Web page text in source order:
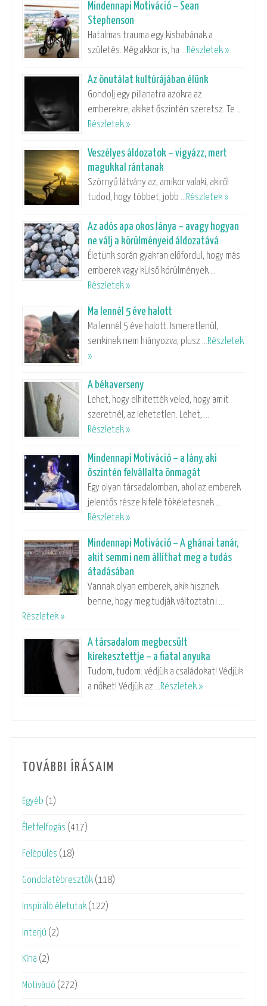
Mindennapi Motiváció – Sean
Stephenson
Hatalmas trauma egy kisbabának a
születés. Még akkor is, ha …Részletek »
Az önutálat kultúrájában élünk
Gondolj egy pillanatra azokra az
emberekre, akiket őszintén szeretsz. Te …
Részletek »
Veszélyes áldozatok – vigyázz, mert
magukkal rántanak
Szörnyű látvány az, amikor valaki, akiről
tudod, hogy többet, jobb …Részletek »
Az adós apa okos lánya – avagy hogyan
ne válj a körülményeid áldozatává
Életünk során gyakran előfordul, hogy más
emberek vagy külső körülmények …
Részletek »
Ma lennél 5 éve halott
Ma lennél 5 éve halott. Ismeretlenül,
senkinek nem hiányozva, plusz …Részletek
»
A békaverseny
Lehet, hogy elhitették veled, hogy amit
szeretnél, az lehetetlen. Lehet, …
Részletek »
Mindennapi Motiváció – a lány, aki
őszintén felvállalta önmagát
Egy olyan társadalomban, ahol az emberek
jelentős része kifelé tökéletesnek …
Részletek »
Mindennapi Motiváció – A ghánai tanár,
akit semmi nem állíthat meg a tudás
átadásában
Vannak olyan emberek, akik hisznek
benne, hogy meg tudják változtatni …
Részletek »
A társadalom megbecsült
kirekesztettje – a fiatal anyuka
Tudom, tudom: védjük a családokat! Védjük
a nőket! Védjük az …Részletek »
TOVÁBBI ÍRÁSAIM
Egyéb (1)
Életfelfogás (417)
Felépülés (18)
Gondolatébresztők (118)
Inspiráló életutak (122)
Interjú (2)
Kína (2)
Motiváció (272)